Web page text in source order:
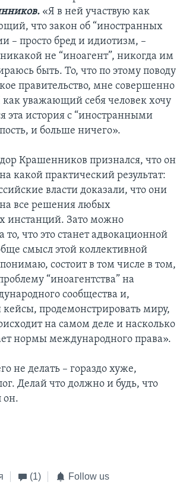
«Я в ней участвую как
что закон об “иностранных
– просто бред и идиотизм, –
не “иноагент”, никогда им
быть. То, что по этому поводу
правительство, мне совершенно
как уважающий себя человек хочу
эта история с “иностранными
и больше ничего».
Крашенников признался, что он
какой практический результат:
власти доказали, что они
на все решения любых
инстанций. Зато можно
то, что это станет адвокационной
смысл этой коллективной
состоит в том числе в том,
“иноагентства” на
сообщества и,
кейсы, продемонстрировать миру,
на самом деле и насколько
нормы международного права».
не делать – гораздо хуже,
Делай что должно и будь, что
он.
(1) Follow us